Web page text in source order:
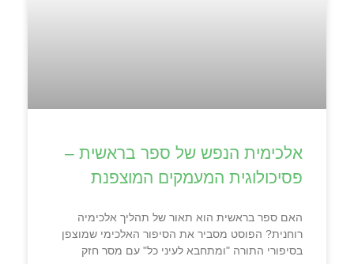
אלכימית הנפש של ספר בראשית –
פסיכולוגית המעמקים המוצפנת
האם ספר בראשית הוא תאור של תהליך אלכימיה
רוחנית? הפוסט מסביר את הסיפור האלכימי שמוצפן
בסיפורי התורה "ומתחבא לעיני כל" עם מסר חזק